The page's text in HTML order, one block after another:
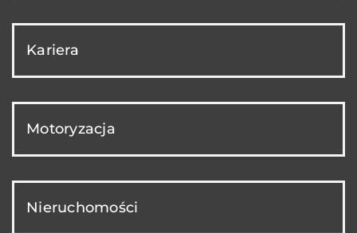
Kariera
Motoryzacja
Nieruchomości